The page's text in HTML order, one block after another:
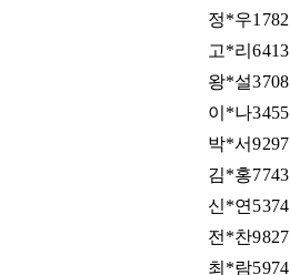
정*우1782
고*리6413
왕*설3708
이*나3455
박*서9297
김*홍7743
신*연5374
전*찬9827
최*람5974